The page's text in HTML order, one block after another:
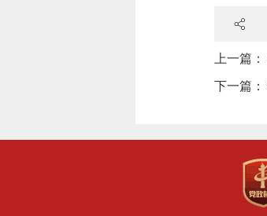
上一篇：
下一篇：